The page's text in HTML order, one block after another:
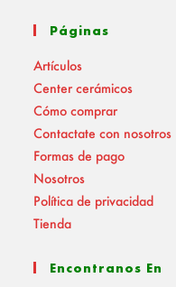
Páginas
Artículos
Center cerámicos
Cómo comprar
Contactate con nosotros
Formas de pago
Nosotros
Política de privacidad
Tienda
Encontranos En